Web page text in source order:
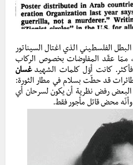
الفلسطيني الذي اغتال السيناتور
ممّا عقّد المفاوضات بخصوص الركاب
فأكثر. كانت أوّل كلمات الشهيد غسان
قد حطّت بسلام في مطار الثورة:
البعض رفض نظرية أن يكون لسرحان أي
وأنّه محض قاتل مأجور فقط.